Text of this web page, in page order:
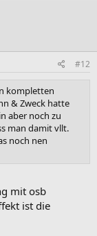
#12
kompletten
& Zweck hatte
aber noch zu
man damit vllt.
noch nen
mit osb
ist die